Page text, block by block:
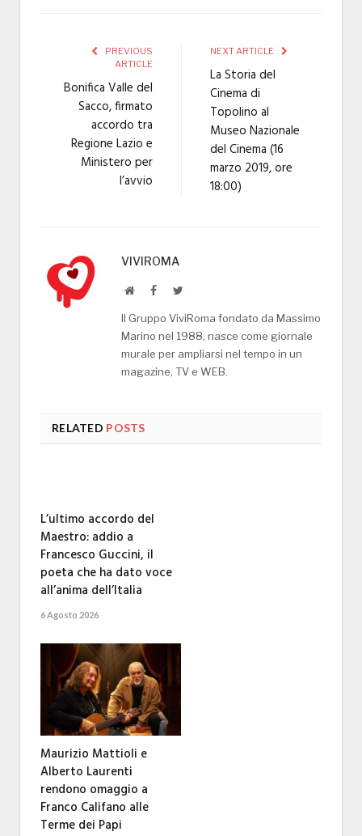
PREVIOUS
ARTICLE
Bonifica Valle del
Sacco, firmato
accordo tra
Regione Lazio e
Ministero per
l’avvio
NEXT ARTICLE
La Storia del
Cinema di
Topolino al
Museo Nazionale
del Cinema (16
marzo 2019, ore
18:00)
VIVIROMA
WebsiteFacebookTwitter
Il Gruppo ViviRoma fondato da Massimo
Marino nel 1988, nasce come giornale
murale per ampliarsi nel tempo in un
magazine, TV e WEB.
RELATED POSTS
L’ultimo accordo del
Maestro: addio a
Francesco Guccini, il
poeta che ha dato voce
all’anima dell’Italia
6 Agosto 2026
Maurizio Mattioli e
Alberto Laurenti
rendono omaggio a
Franco Califano alle
Terme dei Papi